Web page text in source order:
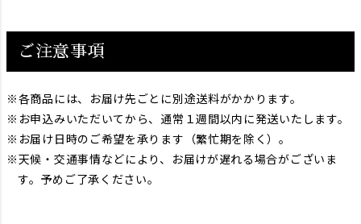
ご注意事項
各商品には、お届け先ごとに別途送料がかかります。
お申込みいただいてから、通常１週間以内に発送いたします。
お届け日時のご希望を承ります（繁忙期を除く）。
天候・交通事情などにより、お届けが遅れる場合がございま
す。予めご了承ください。